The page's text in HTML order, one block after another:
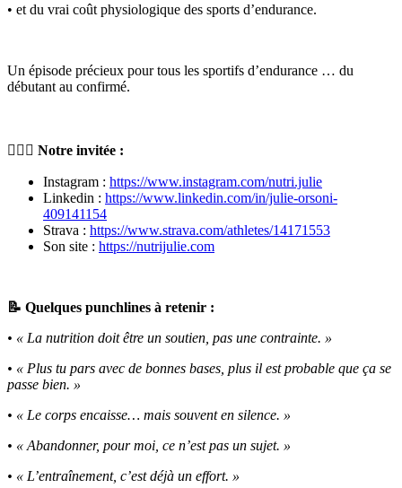
• et du vrai coût physiologique des sports d’endurance.
Un épisode précieux pour tous les sportifs d’endurance … du
débutant au confirmé.
🏃🏼‍♀️ Notre invitée :
Instagram : https://www.instagram.com/nutri.julie
Linkedin : https://www.linkedin.com/in/julie-orsoni-
409141154
Strava : https://www.strava.com/athletes/14171553
Son site : https://nutrijulie.com
📝 Quelques punchlines à retenir :
• « La nutrition doit être un soutien, pas une contrainte. »
• « Plus tu pars avec de bonnes bases, plus il est probable que ça se
passe bien. »
• « Le corps encaisse… mais souvent en silence. »
• « Abandonner, pour moi, ce n’est pas un sujet. »
• « L’entraînement, c’est déjà un effort. »